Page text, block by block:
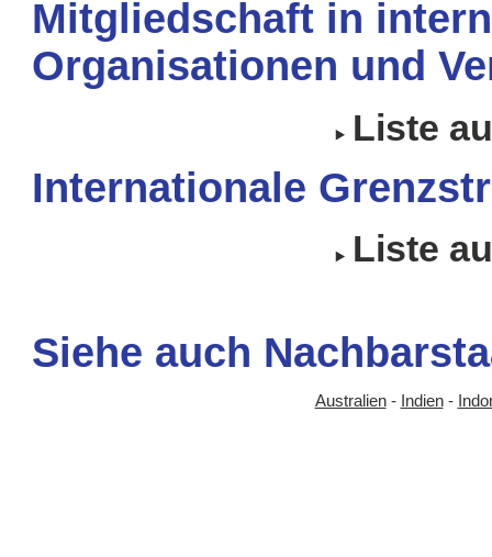
Mitgliedschaft in
Organisationen und
Liste
Internationale
Liste
Siehe auch
Australien- Indien-